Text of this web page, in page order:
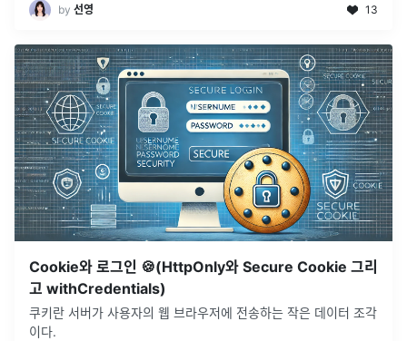
by 선영 13
Cookie와 로그인 🍪(HttpOnly와 Secure Cookie 그리
고 withCredentials)
쿠키란 서버가 사용자의 웹 브라우저에 전송하는 작은 데이터 조각
이다.